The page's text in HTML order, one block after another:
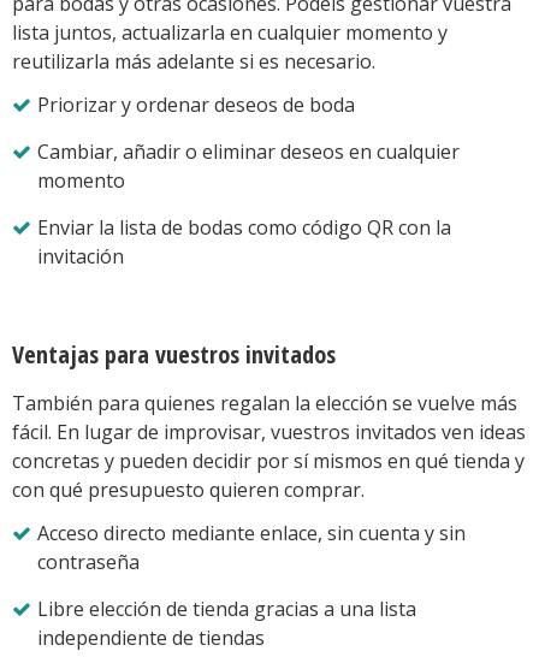
lista juntos, actualizarla en cualquier momento y
reutilizarla más adelante si es necesario.
Priorizar y ordenar deseos de boda
Cambiar, añadir o eliminar deseos en cualquier
momento
Enviar la lista de bodas como código QR con la
invitación
Ventajas para vuestros invitados
También para quienes regalan la elección se vuelve más
fácil. En lugar de improvisar, vuestros invitados ven ideas
concretas y pueden decidir por sí mismos en qué tienda y
con qué presupuesto quieren comprar.
Acceso directo mediante enlace, sin cuenta y sin
contraseña
Libre elección de tienda gracias a una lista
independiente de tiendas